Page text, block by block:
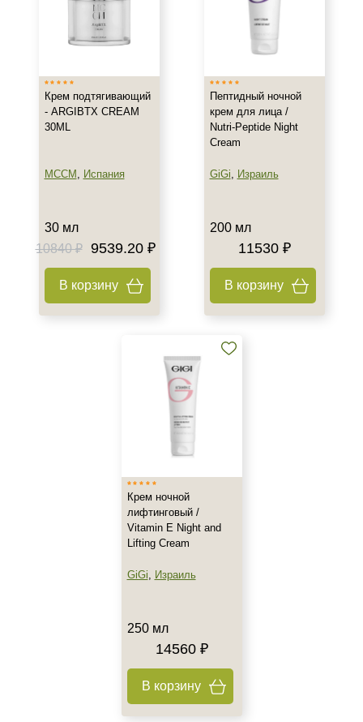
Крем подтягивающий
- ARGIBTX CREAM
30ML
MCCM , Испания
30 мл
10840 ₽
9539.20 ₽
В корзину
Пептидный ночной
крем для лица /
Nutri-Peptide Night
Cream
GiGi, Израиль
200 мл
11530 ₽
В корзину
Крем ночной
лифтинговый /
Vitamin E Night and
Lifting Cream
GiGi, Израиль
250 мл
14560 ₽
В корзину